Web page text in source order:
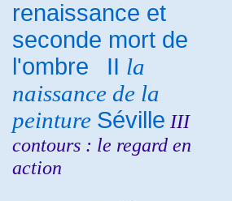
renaissance et
seconde mort de
l'ombre
II la
naissance de la
peinture Séville III
contours : le regard en
action